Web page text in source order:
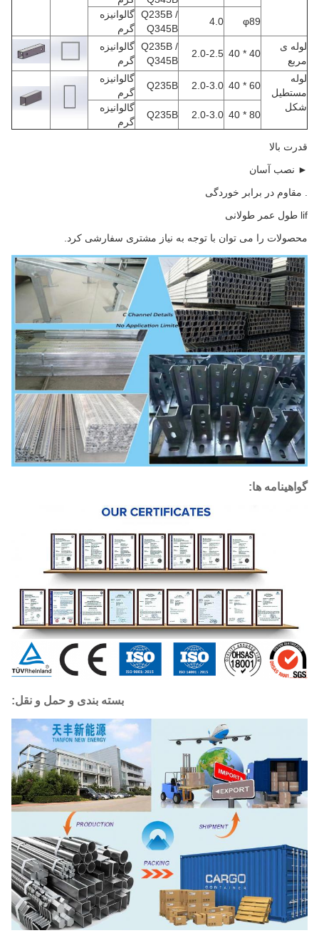
φ89
4.0
Q235B /
Q345B
گالوانیزه
گرم
لوله ی
مربع
40 * 40
2.0-2.5
Q235B /
Q345B
گالوانیزه
گرم
لوله
مستطیل
شکل
60 * 40
2.0-3.0
Q235B
گالوانیزه
گرم
80 * 40
2.0-3.0
Q235B
گالوانیزه
گرم
قدرت بالا
► نصب آسان
. مقاوم در برابر خوردگی
lif طول عمر طولانی
محصولات را می توان با توجه به نیاز مشتری سفارشی کرد.
گواهینامه ها:
بسته بندی و حمل و نقل: